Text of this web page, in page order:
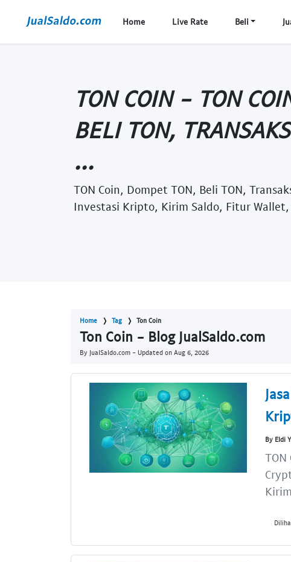
Home Live Rate Beli
TON COIN - TON
BELI TON,
...
TON Coin, Dompet TON, Beli TON,
Investasi Kripto, Kirim Saldo, Fitur Wallet,
Home Tag Ton Coin
Ton Coin - Blog JualSaldo.com
By JualSaldo.com - Updated on Aug 6, 2026
By Eldi
TON